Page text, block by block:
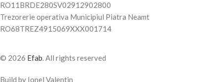
RO11BRDE280SV02912902800
Trezorerie operativa Municipiul Piatra Neamt
RO68TREZ4915069XXX001714
© 2026 Efab. All rights reserved
Build by Ionel Valentin